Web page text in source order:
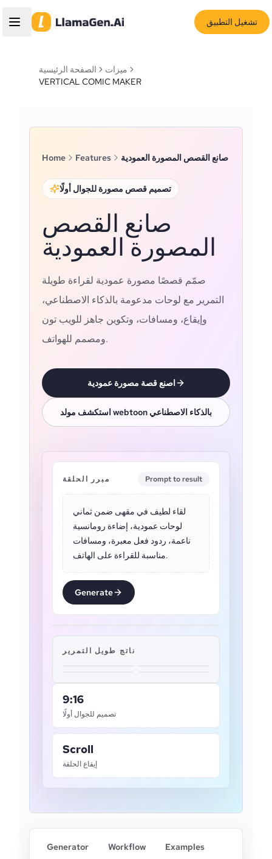
تشغيل التطبيق
الصفحة الرئيسية
ميزات
VERTICAL COMIC MAKER
Home Features صانع القصص المصورة العمودية
تصميم قصص مصورة للجوال أولًا
صانع القصص
المصورة العمودية
صمّم قصصًا مصورة عمودية لقراءة طويلة
التمرير مع لوحات مدعومة بالذكاء الاصطناعي،
وإيقاع، ومسافات، وتكوين جاهز للويب تون
ومصمم للهواتف.
اصنع قصة مصورة عمودية
استكشف مولد webtoon بالذكاء الاصطناعي
مبرر الحلقة Prompt to result
لقاء لطيف في مقهى ضمن ثماني
لوحات عمودية، إضاءة رومانسية
ناعمة، ردود فعل معبرة، ومسافات
مناسبة للقراءة على الهاتف.
Generate
ناتج طويل التمرير
9:16
تصميم للجوال أولًا
Scroll
إيقاع الحلقة
Generator Workflow
Examples